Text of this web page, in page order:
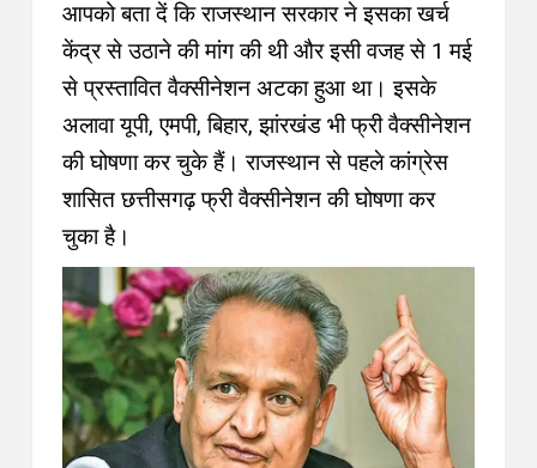
आपको बता दें कि राजस्थान सरकार ने इसका खर्च
केंद्र से उठाने की मांग की थी और इसी वजह से 1 मई
से प्रस्तावित वैक्सीनेशन अटका हुआ था। इसके
अलावा यूपी, एमपी, बिहार, झांरखंड भी फ्री वैक्सीनेशन
की घोषणा कर चुके हैं। राजस्थान से पहले कांग्रेस
शासित छत्तीसगढ़ फ्री वैक्सीनेशन की घोषणा कर
चुका है।